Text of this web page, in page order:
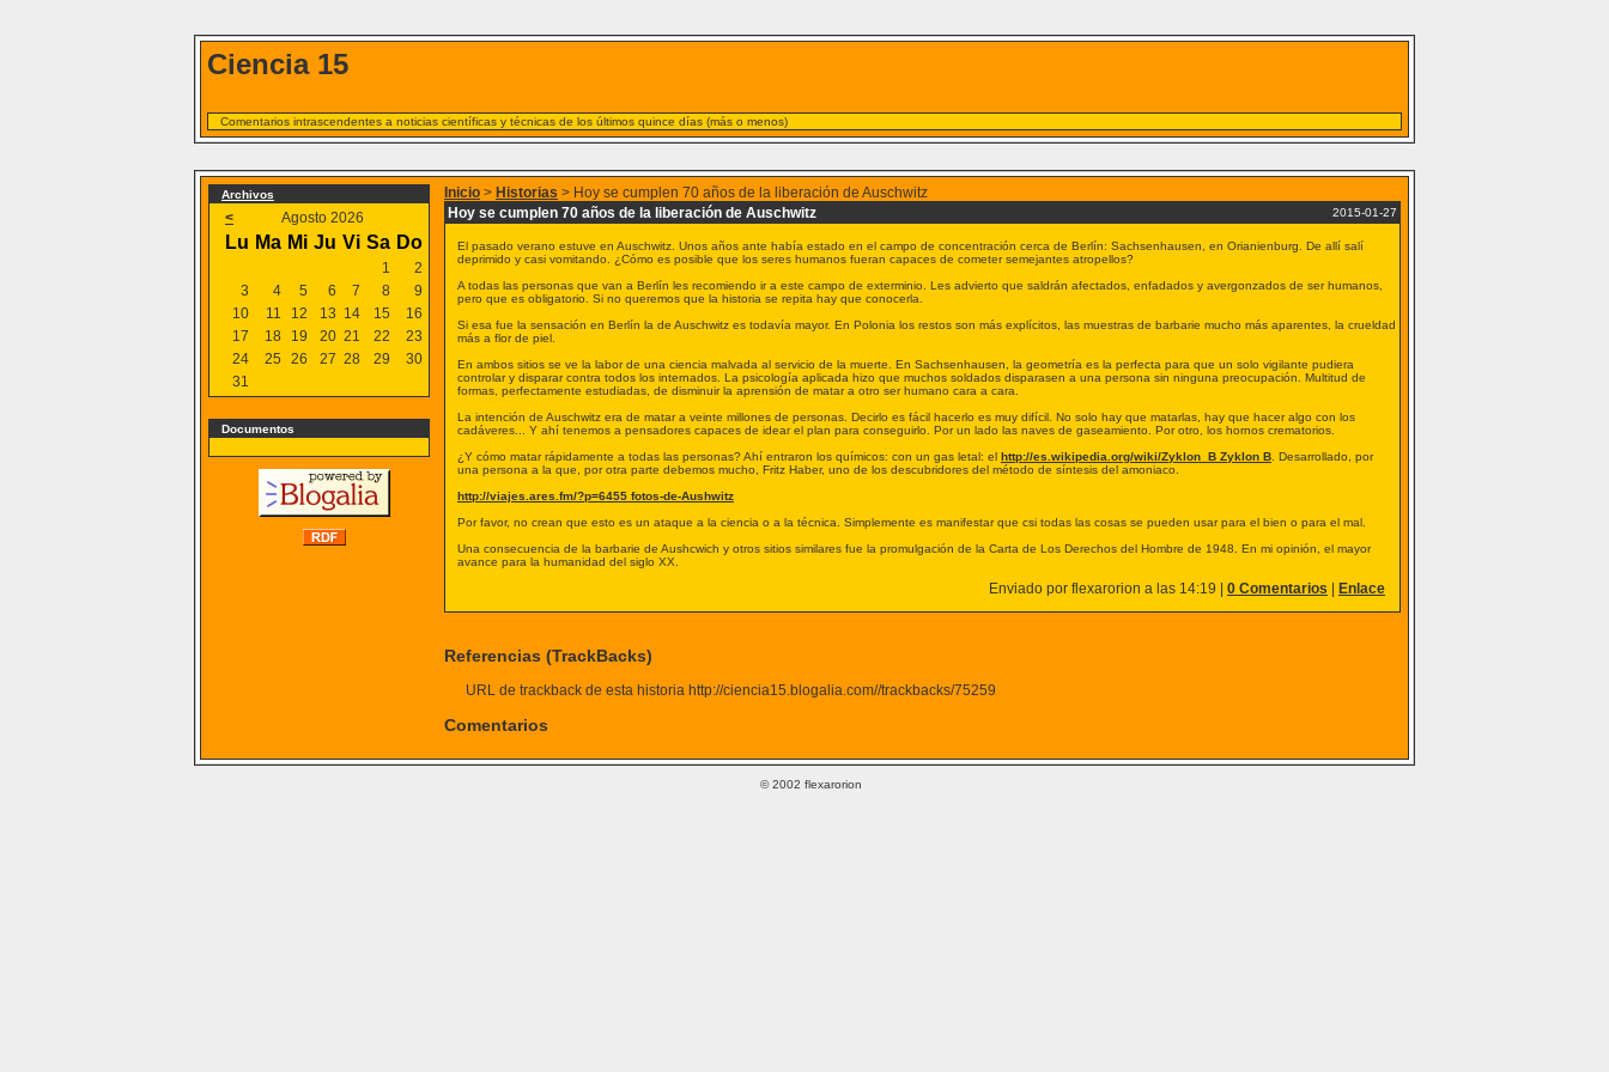
Ciencia 15
Comentarios intrascendentes a noticias científicas y técnicas de los últimos quince días (más o menos)
Archivos
< Agosto 2026
Lu Ma Mi Ju Vi Sa Do
1
2
3
4 5 6 7 8
9
10
11 12 13 14 15
16
17
18 19 20 21 22
23
24
25 26 27 28 29
30
31
Documentos
Inicio > Historias > Hoy se cumplen 70 años de la liberación de Auschwitz
Hoy se cumplen 70 años de la liberación de Auschwitz
2015-01-27
El pasado verano estuve en Auschwitz. Unos años ante había estado en el campo de concentración cerca de Berlín: Sachsenhausen, en Orianienburg. De allí salí
deprimido y casi vomitando. ¿Cómo es posible que los seres humanos fueran capaces de cometer semejantes atropellos?
A todas las personas que van a Berlín les recomiendo ir a este campo de exterminio. Les advierto que saldrán afectados, enfadados y avergonzados de ser humanos,
pero que es obligatorio. Si no queremos que la historia se repita hay que conocerla.
Si esa fue la sensación en Berlín la de Auschwitz es todavía mayor. En Polonia los restos son más explícitos, las muestras de barbarie mucho más aparentes, la crueldad
más a flor de piel.
En ambos sitios se ve la labor de una ciencia malvada al servicio de la muerte. En Sachsenhausen, la geometría es la perfecta para que un solo vigilante pudiera
controlar y disparar contra todos los internados. La psicología aplicada hizo que muchos soldados disparasen a una persona sin ninguna preocupación. Multitud de
formas, perfectamente estudiadas, de disminuir la aprensión de matar a otro ser humano cara a cara.
La intención de Auschwitz era de matar a veinte millones de personas. Decirlo es fácil hacerlo es muy difícil. No solo hay que matarlas, hay que hacer algo con los
cadáveres... Y ahí tenemos a pensadores capaces de idear el plan para conseguirlo. Por un lado las naves de gaseamiento. Por otro, los hornos crematorios.
¿Y cómo matar rápidamente a todas las personas? Ahí entraron los químicos: con un gas letal: el http://es.wikipedia.org/wiki/Zyklon_B Zyklon B . Desarrollado, por
una persona a la que, por otra parte debemos mucho, Fritz Haber, uno de los descubridores del método de síntesis del amoniaco.
http://viajes.ares.fm/?p=6455 fotos-de-Aushwitz
Por favor, no crean que esto es un ataque a la ciencia o a la técnica. Simplemente es manifestar que csi todas las cosas se pueden usar para el bien o para el mal.
Una consecuencia de la barbarie de Aushcwich y otros sitios similares fue la promulgación de la Carta de Los Derechos del Hombre de 1948. En mi opinión, el mayor
avance para la humanidad del siglo XX.
Enviado por flexarorion a las 14:19 | 0 Comentarios Enlace
Referencias (TrackBacks)
URL de trackback de esta historia http://ciencia15.blogalia.com//trackbacks/75259
Comentarios
© 2002 flexarorion